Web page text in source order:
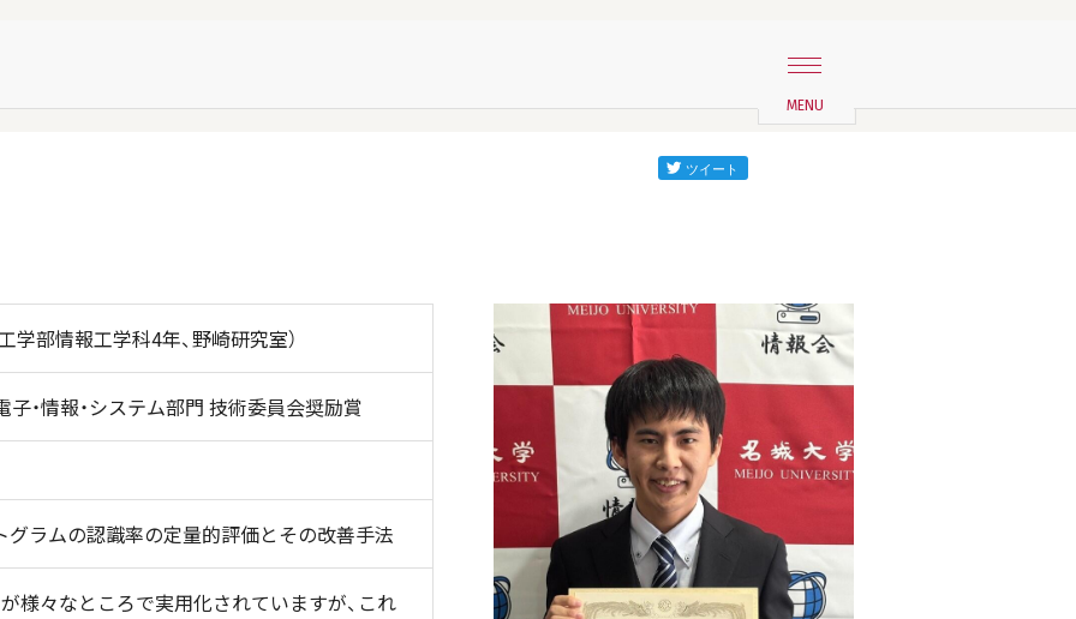
学部情報工学科4年、野崎研究室）
・情報・システム部門 技術委員会奨励賞
グラムの認識率の定量的評価とその改善手法
様々なところで実用化されていますが、これ